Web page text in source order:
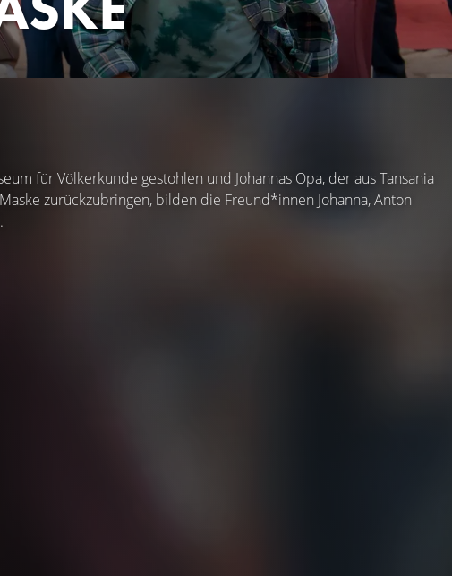
für Völkerkunde gestohlen und Johannas Opa, der aus Tansania
zurückzubringen, bilden die Freund*innen Johanna, Anton